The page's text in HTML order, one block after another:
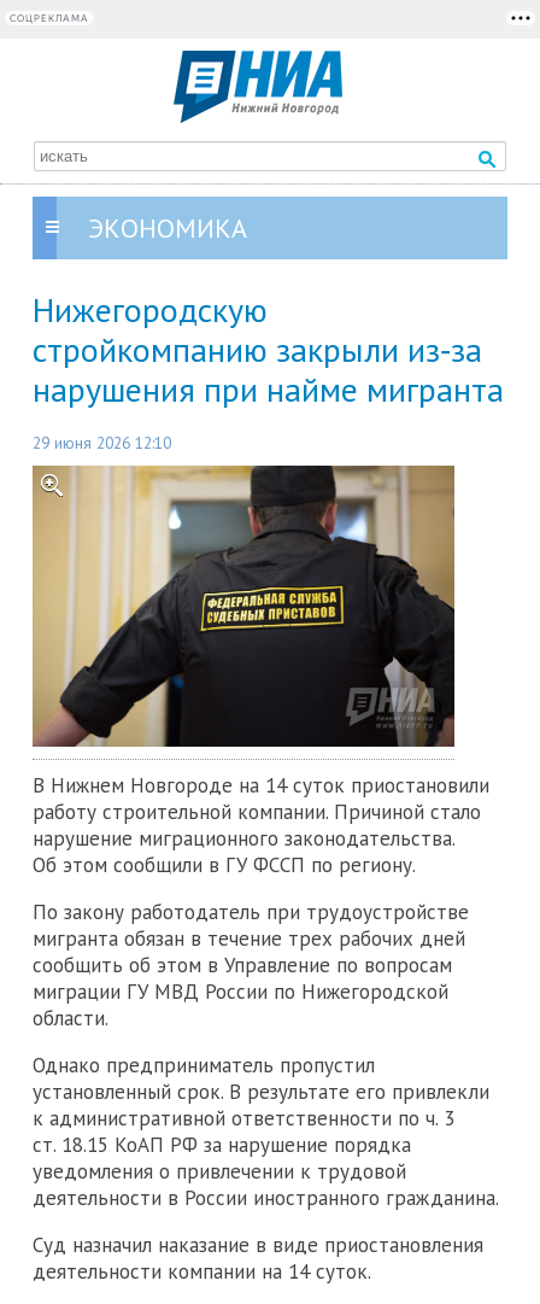
СОЦРЕКЛАМА
ЭКОНОМИКА
Нижегородскую
стройкомпанию закрыли из‑за
нарушения при найме мигранта
29 июня 2026 12:10
В Нижнем Новгороде на 14 суток приостановили
работу строительной компании. Причиной стало
нарушение миграционного законодательства.
Об этом сообщили в ГУ ФССП по региону.
По закону работодатель при трудоустройстве
мигранта обязан в течение трех рабочих дней
сообщить об этом в Управление по вопросам
миграции ГУ МВД России по Нижегородской
области.
Однако предприниматель пропустил
установленный срок. В результате его привлекли
к административной ответственности по ч. 3
ст. 18.15 КоАП РФ за нарушение порядка
уведомления о привлечении к трудовой
деятельности в России иностранного гражданина.
Суд назначил наказание в виде приостановления
деятельности компании на 14 суток.